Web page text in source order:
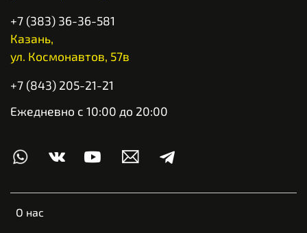
О нас
+7 (383) 36-36-581
Казань,
ул. Космонавтов, 57в
+7 (843) 205-21-21
Ежедневно с 10:00 до 20:00